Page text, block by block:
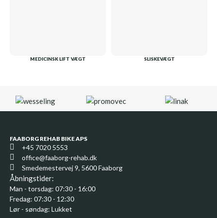
MEDICINSK LIFT VÆGT SLISKEVÆGT
FAABORG REHAB BIKE APS
+45 7020 5553
office@faaborg-rehab.dk
Smedemestervej 9, 5600 Faaborg
Åbningstider:
Man - torsdag: 07:30 - 16:00
Fredag: 07:30 - 12:30
Lør - søndag: Lukket